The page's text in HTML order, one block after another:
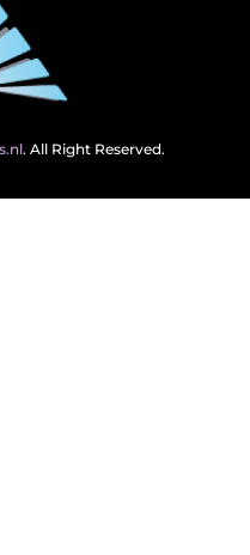
. All Right Reserved.